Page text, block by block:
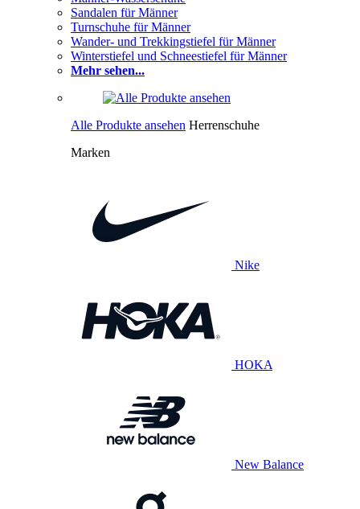
Sandalen für Männer
Turnschuhe für Männer
Wander- und Trekkingstiefel für Männer
Winterstiefel und Schneestiefel für Männer
Mehr sehen...
Alle Produkte ansehen Herrenschuhe
Marken
Nike
HOKA
New Balance